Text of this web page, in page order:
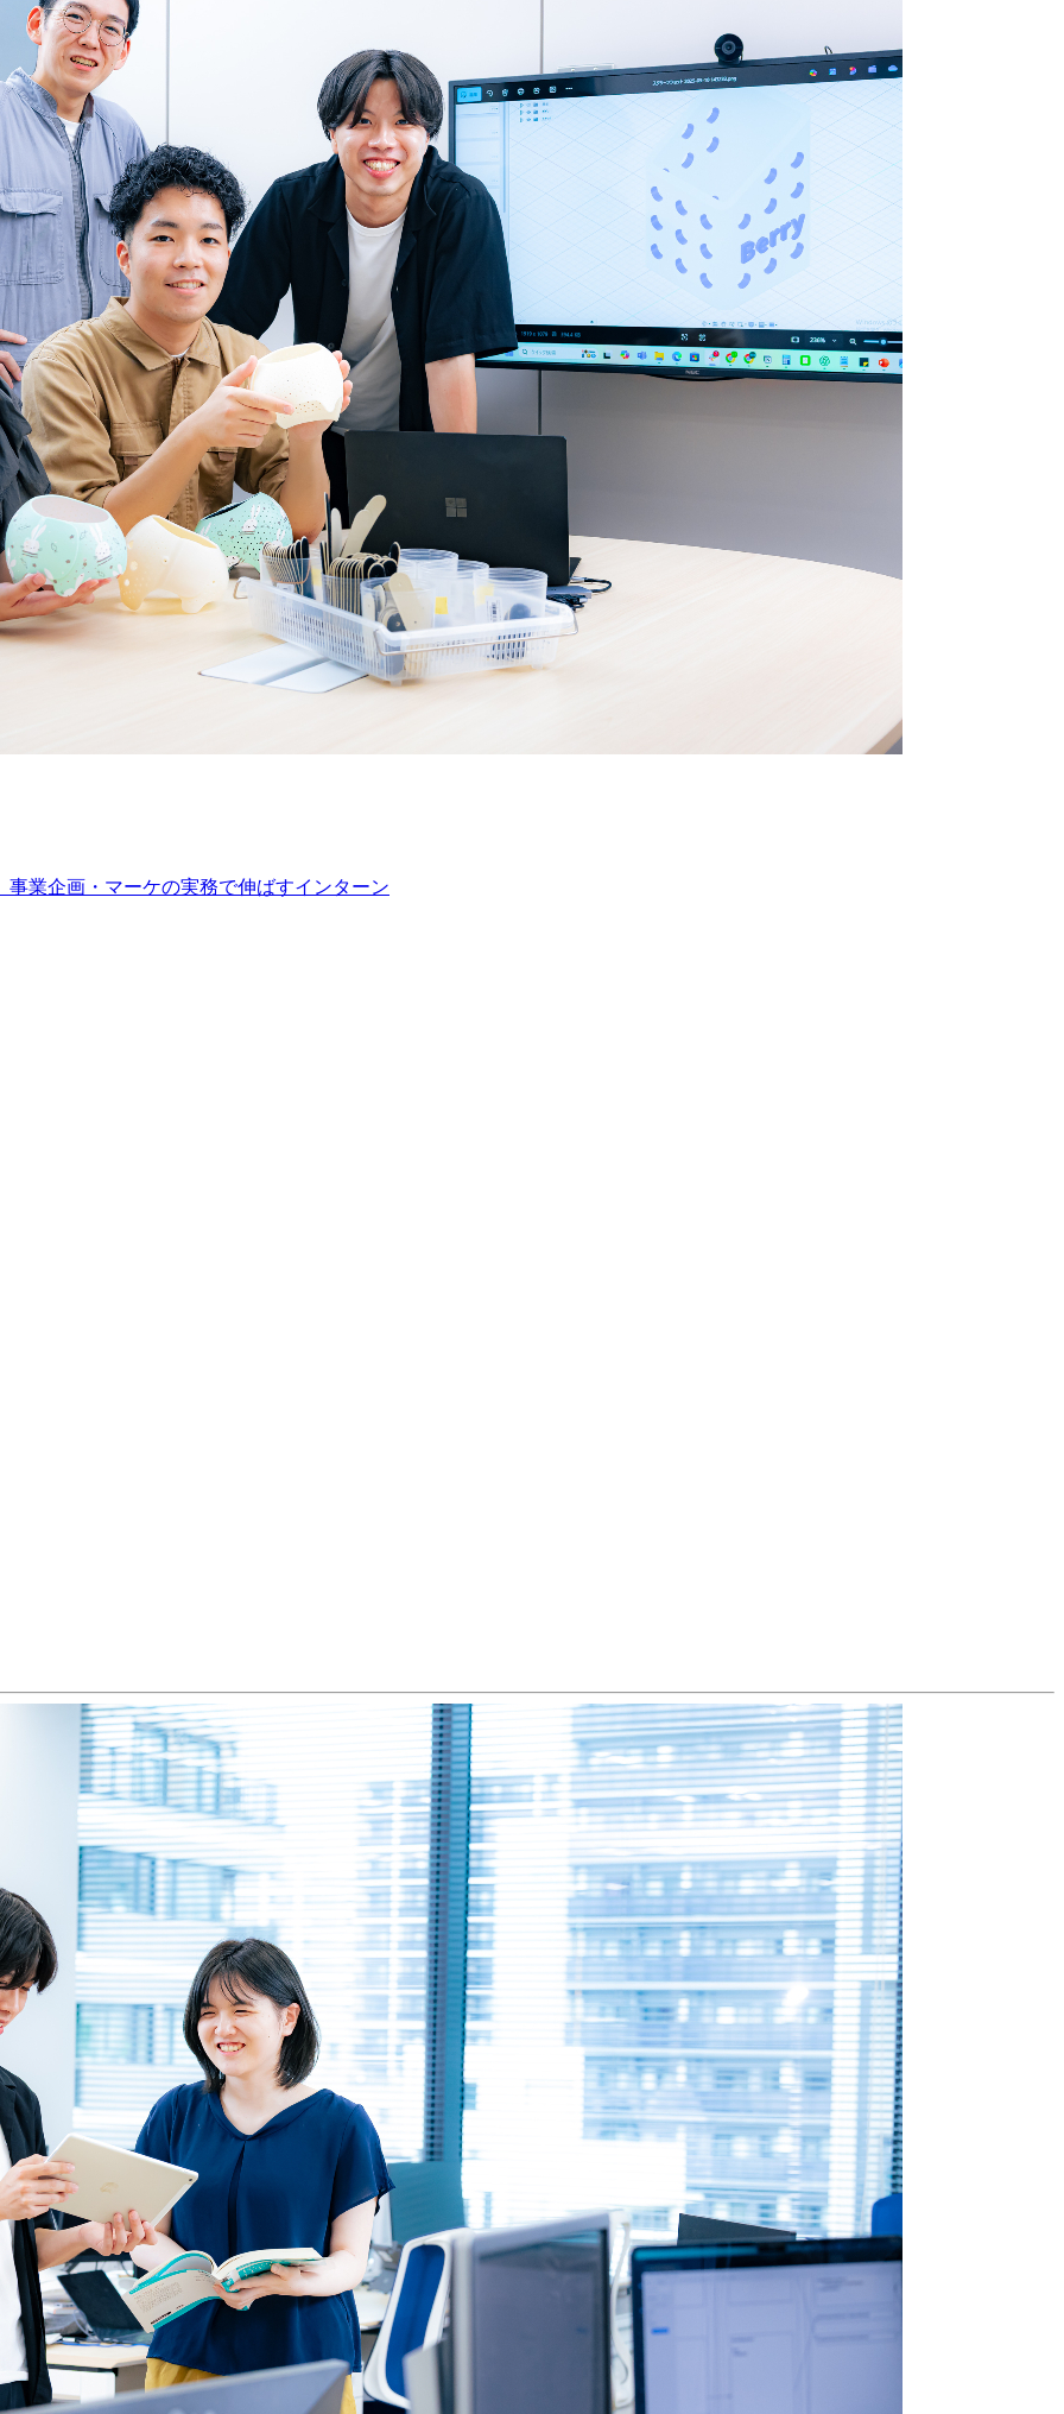
事業企画・マーケの実務で伸ばすインターン